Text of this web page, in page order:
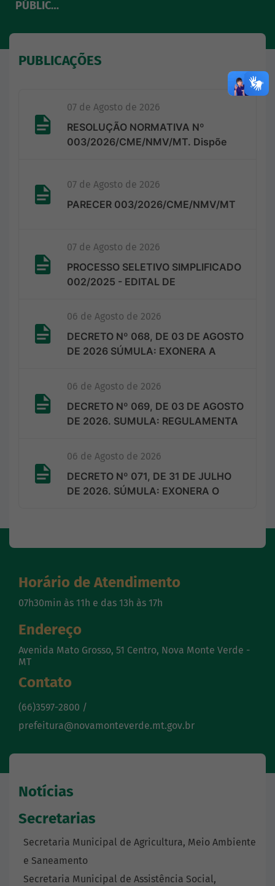
PÚBLIC…
PUBLICAÇÕES
07 de Agosto de 2026
RESOLUÇÃO NORMATIVA Nº
003/2026/CME/NMV/MT. Dispõe
07 de Agosto de 2026
PARECER 003/2026/CME/NMV/MT
07 de Agosto de 2026
PROCESSO SELETIVO SIMPLIFICADO
002/2025 - EDITAL DE
06 de Agosto de 2026
DECRETO Nº 068, DE 03 DE AGOSTO
DE 2026 SÚMULA: EXONERA A
06 de Agosto de 2026
DECRETO Nº 069, DE 03 DE AGOSTO
DE 2026. SUMULA: REGULAMENTA
06 de Agosto de 2026
DECRETO Nº 071, DE 31 DE JULHO
DE 2026. SÚMULA: EXONERA O
Horário de Atendimento
07h30min às 11h e das 13h às 17h
Endereço
Avenida Mato Grosso, 51 Centro, Nova Monte Verde -
MT
Contato
(66)3597-2800 /
prefeitura@novamonteverde.mt.gov.br
Notícias
Secretarias
Secretaria Municipal de Agricultura, Meio Ambiente
e Saneamento
Secretaria Municipal de Assistência Social,